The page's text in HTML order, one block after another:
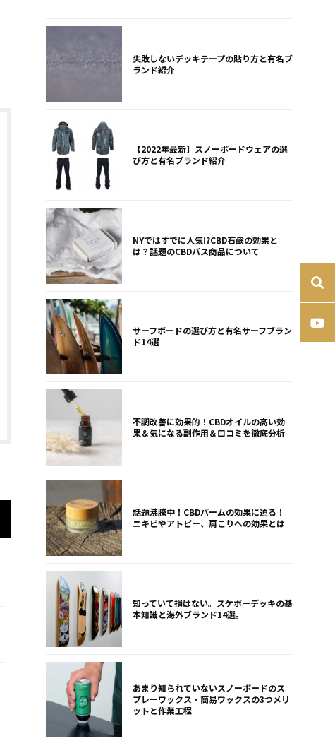
失敗しないデッキテープの貼り方と有名ブ
ランド紹介
【2022年最新】スノーボードウェアの選
び方と有名ブランド紹介
NYではすでに人気!?CBD石鹸の効果と
は？話題のCBDバス商品について
サーフボードの選び方と有名サーフブラン
ド14選
不調改善に効果的！CBDオイルの高い効
果＆気になる副作用＆口コミを徹底分析
話題沸騰中！CBDバームの効果に迫る！
ニキビやアトピー、肩こりへの効果とは
知っていて損はない。スケボーデッキの基
本知識と海外ブランド14選。
あまり知られていないスノーボードのス
プレーワックス・簡易ワックスの3つメリ
ットと作業工程